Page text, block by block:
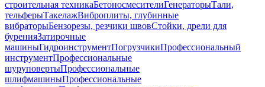
строительная техникаБетоносмесителиГенераторыТали,
тельферыТакелажВиброплиты, глубинные
вибраторыБензорезы, резчики швовСтойки, дрели для
буренияЗатирочные
машиныГидроинструментПогрузчикиПрофессиональный
инструментПрофессиональные
шуруповертыПрофессиональные
шлифмашиныПрофессиональные